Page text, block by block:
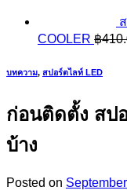
COOLER ฿
บทความ, สปอร์ตไลท์ LED
ก่อนติดตั้ง สป
บ้าง
Posted on